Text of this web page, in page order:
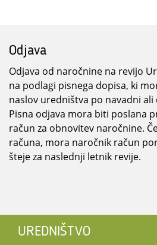
Odjava
Odjava od naročnine na revijo
na podlagi pisnega dopisa, ki
naslov uredništva po navadni
Pisna odjava mora biti poslana
račun za obnovitev naročnine.
računa, mora naročnik račun
šteje za naslednji letnik revije.
UREDNIŠTVO